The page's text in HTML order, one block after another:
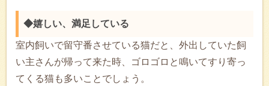
◆嬉しい、満足している
室内飼いで留守番させている猫だと、外出していた飼
い主さんが帰って来た時、ゴロゴロと鳴いてすり寄っ
てくる猫も多いことでしょう。